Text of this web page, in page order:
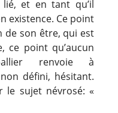
et en tant qu’il
existence. Ce point
de son être, qui est
ce point qu’aucun
renvoie à
défini, hésitant.
le sujet névrosé: «